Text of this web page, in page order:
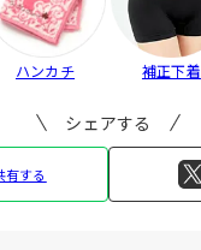
ハンカチ 補正下着
シェアする
有する